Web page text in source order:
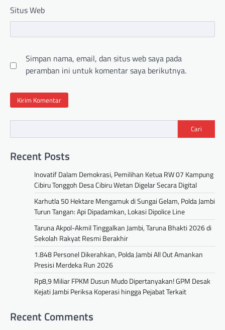
Situs Web
Simpan nama, email, dan situs web saya pada
peramban ini untuk komentar saya berikutnya.
Cari
Recent Posts
Inovatif Dalam Demokrasi, Pemilihan Ketua RW 07 Kampung
Cibiru Tonggoh Desa Cibiru Wetan Digelar Secara Digital
Karhutla 50 Hektare Mengamuk di Sungai Gelam, Polda Jambi
Turun Tangan: Api Dipadamkan, Lokasi Dipolice Line
Taruna Akpol-Akmil Tinggalkan Jambi, Taruna Bhakti 2026 di
Sekolah Rakyat Resmi Berakhir
1.848 Personel Dikerahkan, Polda Jambi All Out Amankan
Presisi Merdeka Run 2026
Rp8,9 Miliar FPKM Dusun Mudo Dipertanyakan! GPM Desak
Kejati Jambi Periksa Koperasi hingga Pejabat Terkait
Recent Comments